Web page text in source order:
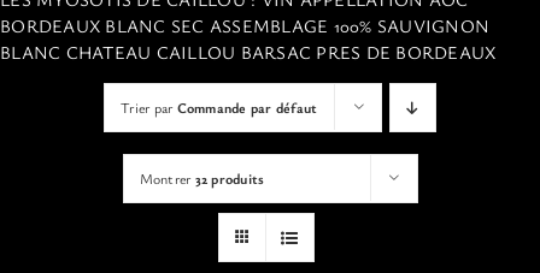
OFFRIR UNE EXPERIENCE
BORDEAUX BLANC SEC ASSEMBLAGE 100% SAUVIGNON
BLANC CHATEAU CAILLOU BARSAC PRES DE BORDEAUX
Trier parCommande par défaut
Montrer32 produits